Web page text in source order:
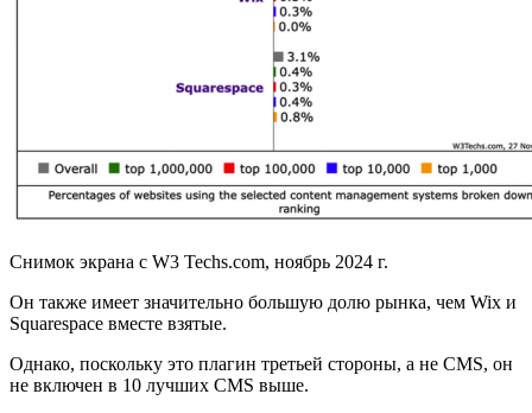
Снимок экрана с W3 Techs.com, ноябрь 2024 г.
Он также имеет значительно большую долю рынка, чем Wix и
Squarespace вместе взятые.
Однако, поскольку это плагин третьей стороны, а не CMS, он
не включен в 10 лучших CMS выше.